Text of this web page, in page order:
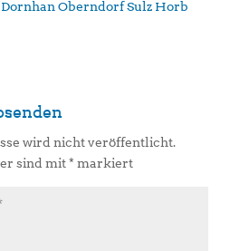
wird nicht veröffentlicht.
sind mit* markiert